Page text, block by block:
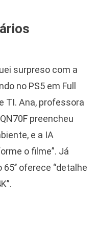
surpreso com a
no PS5 em Full
TI. Ana, professora
preencheu
e a IA
o filme”. Já
oferece “detalhe